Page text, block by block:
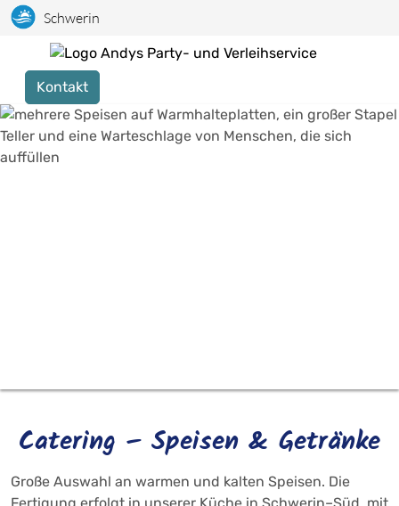
Schwerin
Kontakt
Bildslider, der automatisch bzw. durch Klick auf links/
Catering – Speisen & Getränke
Große Auswahl an warmen und kalten Speisen. Die
Fertigung erfolgt in unserer Küche in Schwerin–Süd, mit